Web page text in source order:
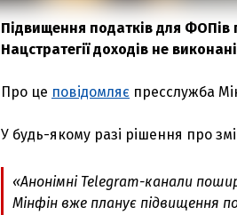
Підвищення податків для ФОПів
Нацстратегії доходів не
Про це повідомляє пресслужба
У будь-якому разі рішення про
«Анонімні Telegram-канали
Мінфін вже планує підвищення